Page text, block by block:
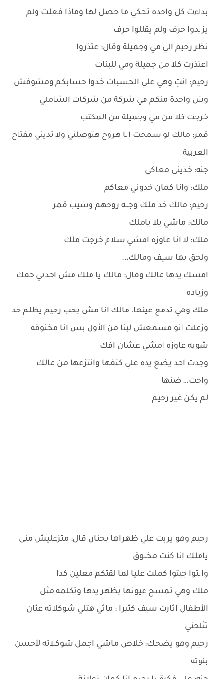
بداءت كل واحده تحكي ما حصل لها وماذا فعلت ولم
يزيدوا حرف ولم يقللوا حرف
نظر رحيم الي مي وجميلة وقال: عتذروا
اعتذرت كلا من جميلة ومي للبنات
رحيم: انتِ وهي علي الحسبات خدوا حسابكم ومشوفش
وش واحدة منكم في شركة من شركات الشاملي
خرجت كلا من مي وجميلة من المكتب
قمر: مالك لو سمحت انا هروح هتوصلني ولا تديني مفتاح
العربية
جنه: خديني معاكي
ملك: وانا كمان خدوني معاكم
رحيم: مالك خد ملك وجنه روحهم وسيب قمر
مالك: ماشي يلا ياملك
ملك: لا انا عاوزه امشي سلام خرجت ملك
ولحق بها سيف ومالك،..
امسك يدها مالك وقال: مالك يا ملك مش اخدتي حقك
وزياده
ملك وهي تدمع عينها: مالك انا مش بحب رحيم يظلم حد
وزعلت انو مسمعش لينا من الأول بس انا مخنوقه
شويه عاوزه امشي عشان افك
وجدت احد يضع يده علي كتفها وانتزعها من مالك
واحت… ضنها
لم يكن غير رحيم
رحيم وهو يربت علي ظهراها بحنان قال: متزعليش منى
ياملك انا كنت مخنوق
وانتوا جيتوا كملت عليا لما لقتكم معلين كدا
ملك وهي تمسح عيونها بظهر يدها وتكلمه مثل
الأطفال اثارت سيف كثيرا : ماثي هتلي شوكلاته عثان
تثلحني
رحيم وهو يضحك: خلاص ماشي اجمل شوكلاته لأحسن
بنوته